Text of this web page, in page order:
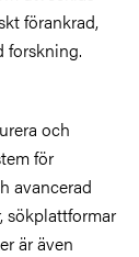
förankrad,
forskning.
och
för
avancerad
sökplattformar
är även